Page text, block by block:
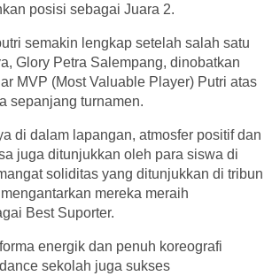
posisi sebagai Juara 2.
semakin lengkap setelah salah satu
Glory Petra Salempang, dinobatkan
MVP (Most Valuable Player) Putri atas
sepanjang turnamen.
di dalam lapangan, atmosfer positif dan
juga ditunjukkan oleh para siswa di
soliditas yang ditunjukkan di tribun
mereka meraih
Best Suporter.
energik dan penuh koreografi
sekolah juga sukses